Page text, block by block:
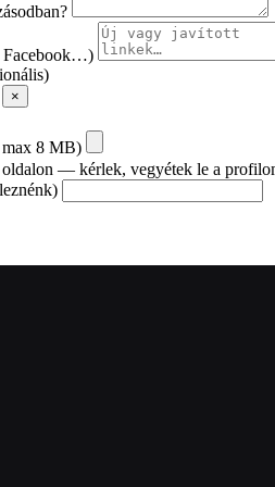
Facebook…)
×
8 MB)
oldalon — kérlek, vegyétek le a